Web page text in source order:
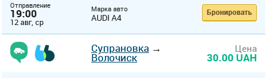
Отправление
19:00
12 авг, ср
Марка авто
AUDI A4 Бронировать
Супрановка →
Волочиск
Цена
30.00 UAH